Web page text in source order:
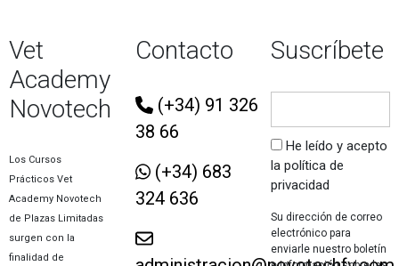
Vet
Academy
Novotech
Los Cursos
Prácticos Vet
Academy Novotech
de Plazas Limitadas
surgen con la
finalidad de
Contacto
(+34) 91 326
38 66
(+34) 683
324 636
Suscríbete
He leído y acepto
la política de
privacidad
Su dirección de correo
electrónico para
enviarle nuestro boletín